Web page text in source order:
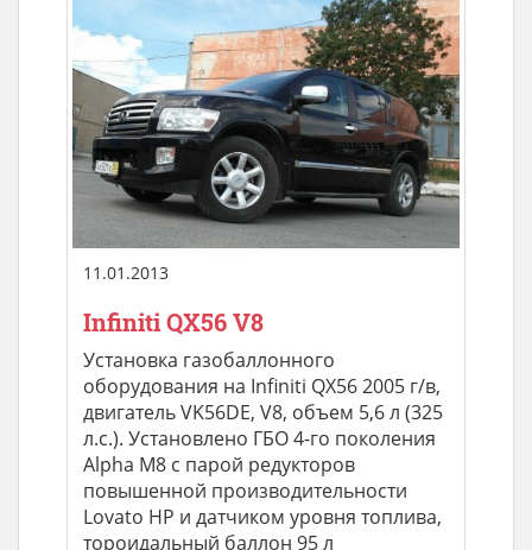
11.01.2013
Infiniti QX56 V8
Установка газобаллонного
оборудования на Infiniti QX56 2005 г/в,
двигатель VK56DE, V8, объем 5,6 л (325
л.с.). Установлено ГБО 4-го поколения
Alpha M8 с парой редукторов
повышенной производительности
Lovato HP и датчиком уровня топлива,
тороидальный баллон 95 л